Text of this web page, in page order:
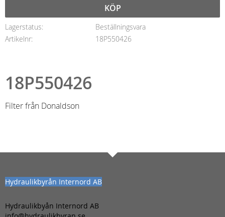
KÖP
Lagerstatus
Beställningsvara
Artikelnr
18P550426
18P550426
Filter från Donaldson
Hydraulikbyrån Internord AB
Hydraulikbyån Internord AB